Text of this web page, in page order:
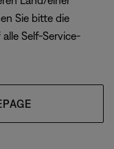
Sie bitte die
Self-Service-